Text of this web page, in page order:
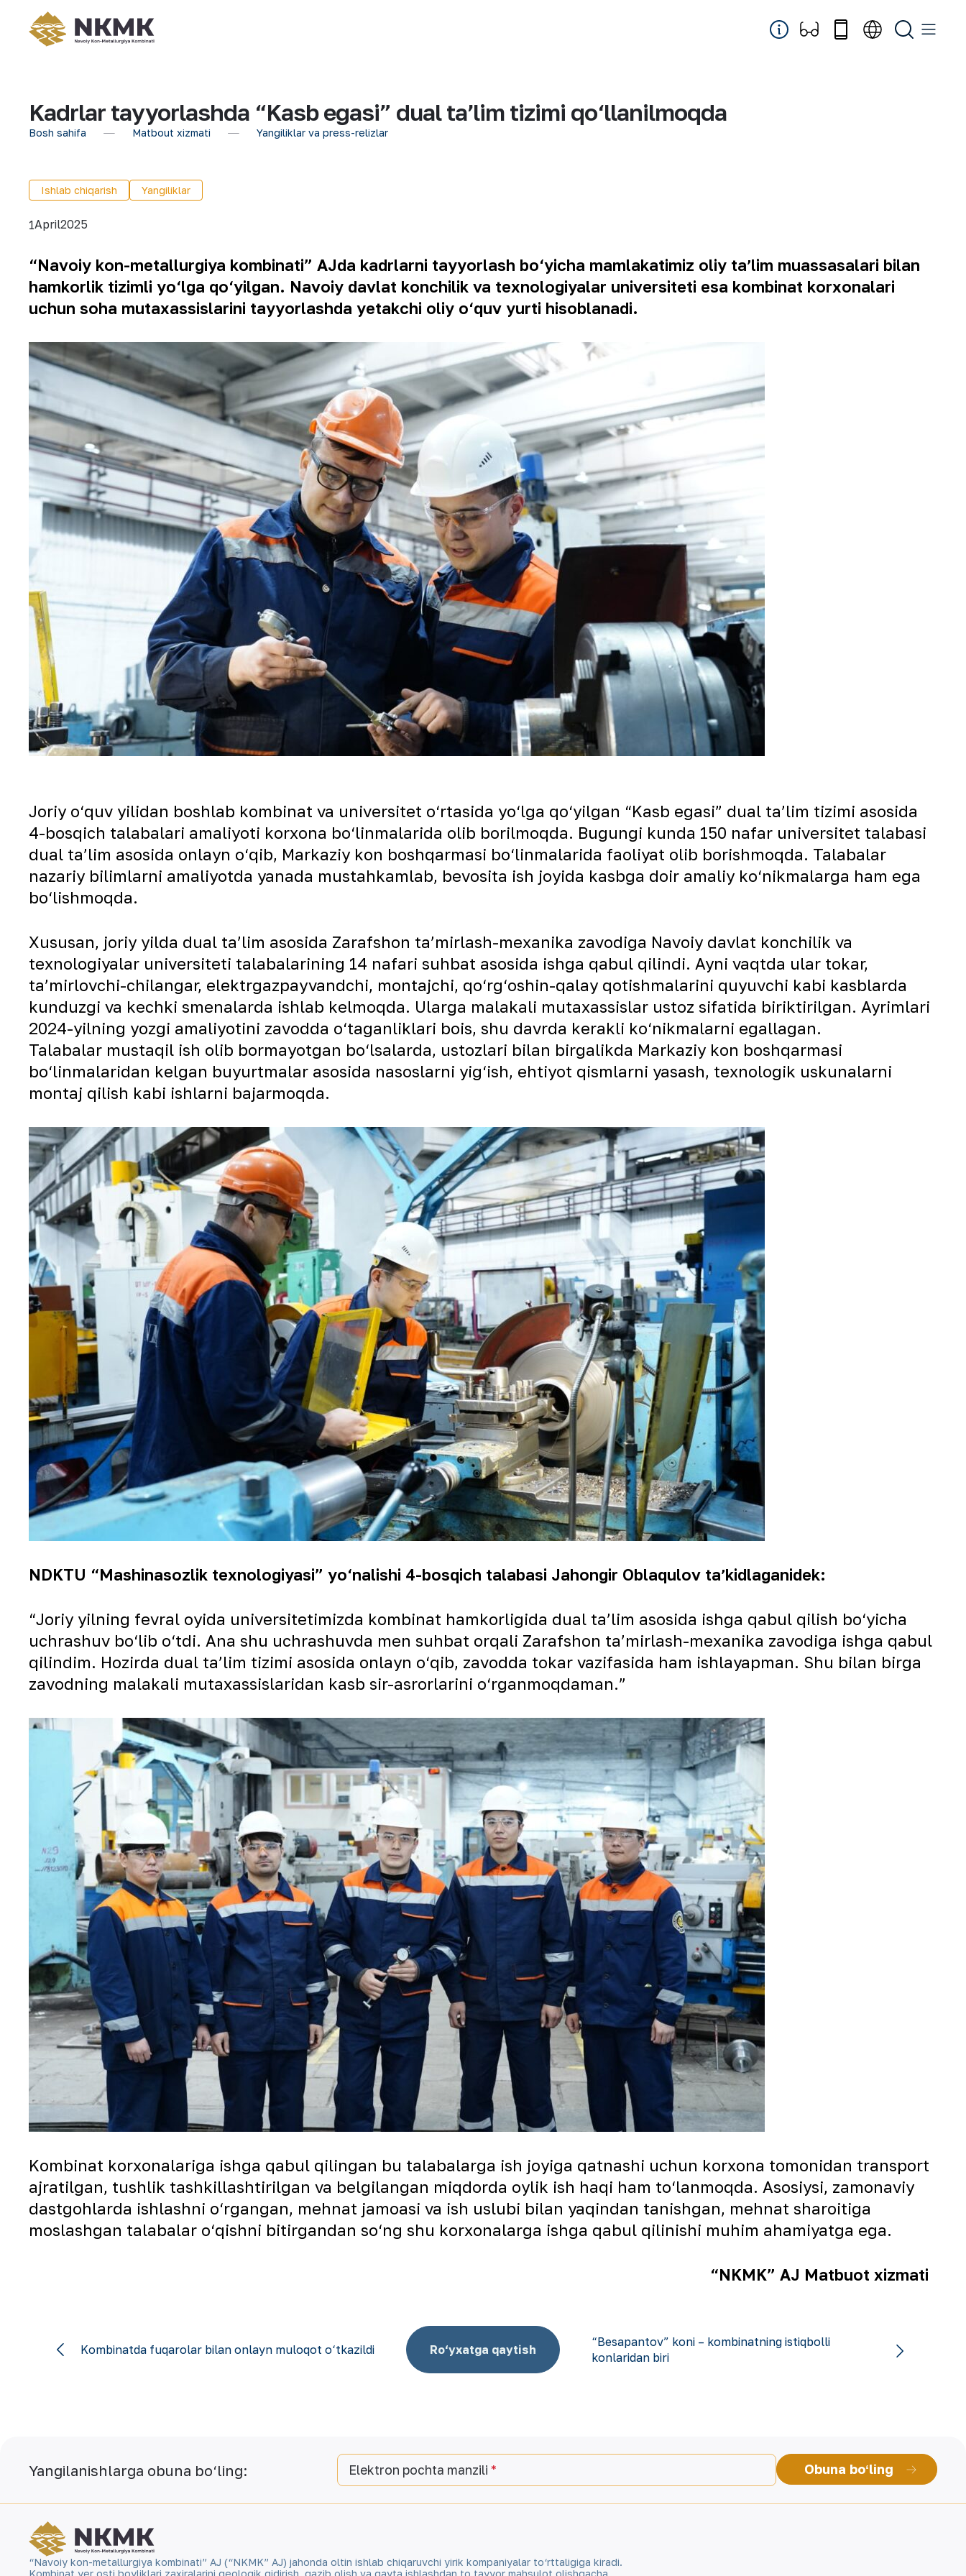
Kadrlar tayyorlashda “Kasb egasi” dual taʼlim tizimi qo‘llanilmoqda
Bosh sahifa Matbout xizmati Yangiliklar va press-relizlar
Ishlab chiqarish Yangiliklar
1April2025
“Navoiy kon-metallurgiya kombinati” AJda kadrlarni tayyorlash bo‘yicha mamlakatimiz oliy taʼlim muassasalari bilan
hamkorlik tizimli yo‘lga qo‘yilgan. Navoiy davlat konchilik va texnologiyalar universiteti esa kombinat korxonalari
uchun soha mutaxassislarini tayyorlashda yetakchi oliy o‘quv yurti hisoblanadi.
Joriy o‘quv yilidan boshlab kombinat va universitet o‘rtasida yo‘lga qo‘yilgan “Kasb egasi” dual taʼlim tizimi asosida
4-bosqich talabalari amaliyoti korxona bo‘linmalarida olib borilmoqda. Bugungi kunda 150 nafar universitet talabasi
dual taʼlim asosida onlayn o‘qib, Markaziy kon boshqarmasi bo‘linmalarida faoliyat olib borishmoqda. Talabalar
nazariy bilimlarni amaliyotda yanada mustahkamlab, bevosita ish joyida kasbga doir amaliy ko‘nikmalarga ham ega
bo‘lishmoqda.
Xususan, joriy yilda dual taʼlim asosida Zarafshon taʼmirlash-mexanika zavodiga Navoiy davlat konchilik va
texnologiyalar universiteti talabalarining 14 nafari suhbat asosida ishga qabul qilindi. Ayni vaqtda ular tokar,
taʼmirlovchi-chilangar, elektrgazpayvandchi, montajchi, qo‘rg‘oshin-qalay qotishmalarini quyuvchi kabi kasblarda
kunduzgi va kechki smenalarda ishlab kelmoqda. Ularga malakali mutaxassislar ustoz sifatida biriktirilgan. Ayrimlari
2024-yilning yozgi amaliyotini zavodda o‘taganliklari bois, shu davrda kerakli ko‘nikmalarni egallagan.
Talabalar mustaqil ish olib bormayotgan bo‘lsalarda, ustozlari bilan birgalikda Markaziy kon boshqarmasi
bo‘linmalaridan kelgan buyurtmalar asosida nasoslarni yig‘ish, ehtiyot qismlarni yasash, texnologik uskunalarni
montaj qilish kabi ishlarni bajarmoqda.
NDKTU “Mashinasozlik texnologiyasi” yo‘nalishi 4-bosqich talabasi Jahongir Oblaqulov taʼkidlaganidek:
“Joriy yilning fevral oyida universitetimizda kombinat hamkorligida dual taʼlim asosida ishga qabul qilish bo‘yicha
uchrashuv bo‘lib o‘tdi. Ana shu uchrashuvda men suhbat orqali Zarafshon taʼmirlash-mexanika zavodiga ishga qabul
qilindim. Hozirda dual taʼlim tizimi asosida onlayn o‘qib, zavodda tokar vazifasida ham ishlayapman. Shu bilan birga
zavodning malakali mutaxassislaridan kasb sir-asrorlarini o‘rganmoqdaman.”
Kombinat korxonalariga ishga qabul qilingan bu talabalarga ish joyiga qatnashi uchun korxona tomonidan transport
ajratilgan, tushlik tashkillashtirilgan va belgilangan miqdorda oylik ish haqi ham to‘lanmoqda. Asosiysi, zamonaviy
dastgohlarda ishlashni o‘rgangan, mehnat jamoasi va ish uslubi bilan yaqindan tanishgan, mehnat sharoitiga
moslashgan talabalar o‘qishni bitirgandan so‘ng shu korxonalarga ishga qabul qilinishi muhim ahamiyatga ega.
“NKMK” AJ Matbuot xizmati
Kombinatda fuqarolar bilan onlayn muloqot o‘tkazildi Ro‘yxatga qaytish
“Besapantov” koni – kombinatning istiqbolli
konlaridan biri
Yangilanishlarga obuna bo‘ling: Elektron pochta manzili Obuna boʻling
“Navoiy kon-metallurgiya kombinati” AJ (“NKMK” AJ) jahonda oltin ishlab chiqaruvchi yirik kompaniyalar to‘rttaligiga kiradi.
Kombinat yer osti boyliklari zaxiralarini geologik qidirish, qazib olish va qayta ishlashdan to tayyor mahsulot olishgacha